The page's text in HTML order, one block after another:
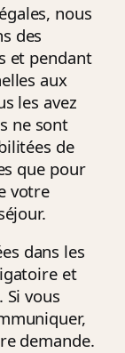
nous
des
et pendant
aux
les avez
ne sont
de
que pour
votre
dans les
et
vous
demande.